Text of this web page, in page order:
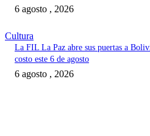
6 agosto , 2026
Cultura
La FIL La Paz abre sus puertas a
costo este 6 de agosto
6 agosto , 2026